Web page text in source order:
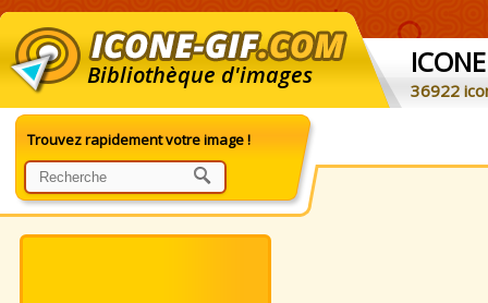
Bibliothèque d'images ICONE
36922
Trouvez rapidement votre image !